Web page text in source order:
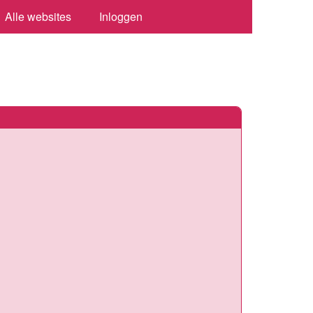
Alle websites Inloggen